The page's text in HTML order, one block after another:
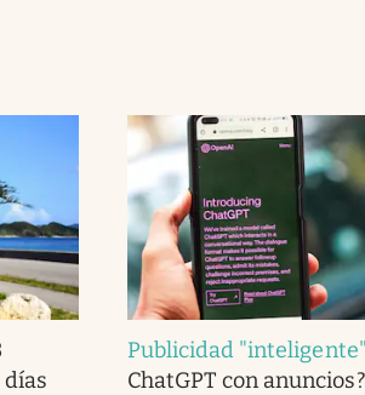
Publicidad "inteligente"
ChatGPT con